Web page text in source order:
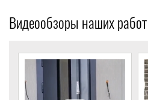
Видеообзоры наших работ